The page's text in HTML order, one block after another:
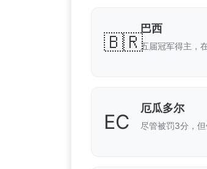
🇧🇷
巴西
五届冠军得主，
EC
厄瓜多尔
尽管被罚3分，